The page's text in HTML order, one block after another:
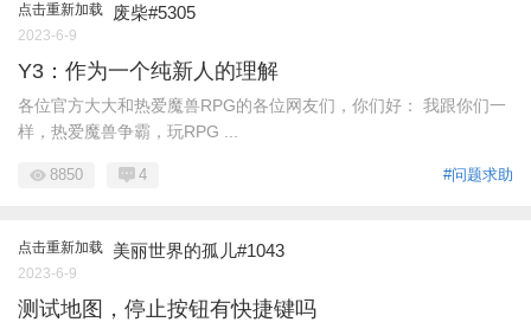
点击重新加载 废柴#5305
2023-6-9
Y3：作为一个纯新人的理解
各位官方大大和热爱魔兽RPG的各位网友们，你们好： 我跟你们一
样，热爱魔兽争霸，玩RPG ...
#问题求助
8850 4
点击重新加载 美丽世界的孤儿#1043
2023-6-9
测试地图，停止按钮有快捷键吗